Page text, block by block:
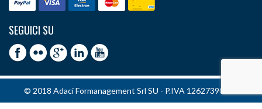
SEGUICI SU
© 2018 Adaci Formanagement Srl SU - P.IVA 12627390151